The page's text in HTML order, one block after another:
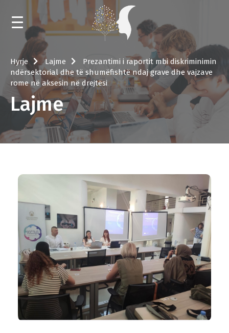
HYRJE
LAJME
KALENDAR
TRAJNIME DHE MENTORIM
LIBRARI
RRETH QENDRËS BURIMORE
KONTAKT
Hyrje Lajme
Prezantimi i raportit mbi diskriminimin
ndërsektorial dhe të shumëfishtë ndaj grave dhe vajzave
rome në aksesin në drejtësi
Lajme